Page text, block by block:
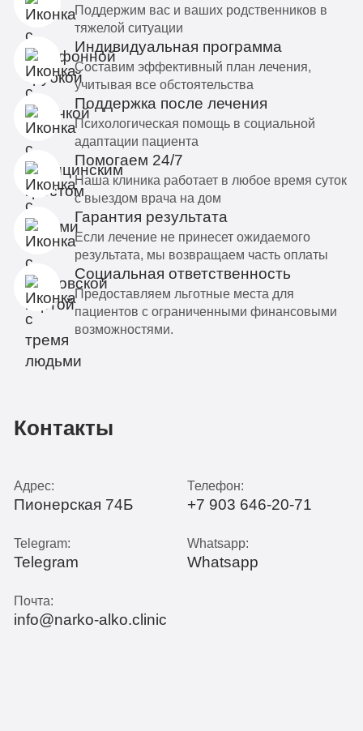
Поддержим вас и ваших родственников в
тяжелой ситуации
Индивидуальная программа
Составим эффективный план лечения,
учитывая все обстоятельства
Поддержка после лечения
Психологическая помощь в социальной
адаптации пациента
Помогаем 24/7
Наша клиника работает в любое время суток
с выездом врача на дом
Гарантия результата
Если лечение не принесет ожидаемого
результата, мы возвращаем часть оплаты
Социальная ответственность
Предоставляем льготные места для
пациентов с ограниченными финансовыми
возможностями.
Контакты
Адрес:
Пионерская 74Б
Телефон:
+7 903 646-20-71
Telegram:
Telegram
Whatsapp:
Whatsapp
Почта:
info@narko-alko.clinic